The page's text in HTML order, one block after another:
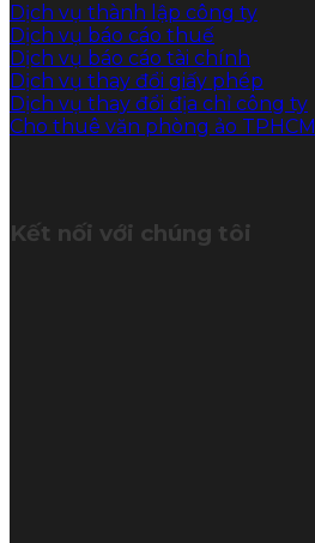
Dịch vụ thành lập công ty
Dịch vụ báo cáo thuế
Dịch vụ báo cáo tài chính
Dịch vụ thay đổi giấy phép
Dịch vụ thay đổi địa chỉ công ty
Cho thuê văn phòng ảo TPHCM
Kết nối với chúng tôi